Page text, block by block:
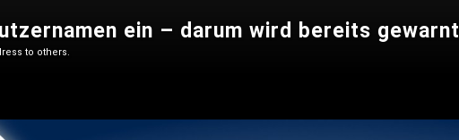
ein – darum wird bereits gewarnt
to others.